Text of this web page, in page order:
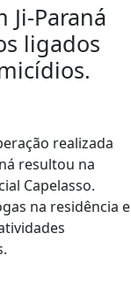
Ji-Paraná
ligados
realizada
resultou na
Capelasso.
na residência e